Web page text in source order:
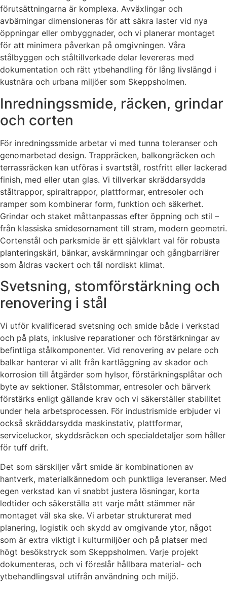
förutsättningarna är komplexa. Avväxlingar och
avbärningar dimensioneras för att säkra laster vid nya
öppningar eller ombyggnader, och vi planerar montaget
för att minimera påverkan på omgivningen. Våra
stålbyggen och ståltillverkade delar levereras med
dokumentation och rätt ytbehandling för lång livslängd i
kustnära och urbana miljöer som Skeppsholmen.
Inredningssmide, räcken, grindar
och corten
För inredningssmide arbetar vi med tunna toleranser och
genomarbetad design. Trappräcken, balkongräcken och
terrassräcken kan utföras i svartstål, rostfritt eller lackerad
finish, med eller utan glas. Vi tillverkar skräddarsydda
ståltrappor, spiraltrappor, plattformar, entresoler och
ramper som kombinerar form, funktion och säkerhet.
Grindar och staket måttanpassas efter öppning och stil –
från klassiska smidesornament till stram, modern geometri.
Cortenstål och parksmide är ett självklart val för robusta
planteringskärl, bänkar, avskärmningar och gångbarriärer
som åldras vackert och tål nordiskt klimat.
Svetsning, stomförstärkning och
renovering i stål
Vi utför kvalificerad svetsning och smide både i verkstad
och på plats, inklusive reparationer och förstärkningar av
befintliga stålkomponenter. Vid renovering av pelare och
balkar hanterar vi allt från kartläggning av skador och
korrosion till åtgärder som hylsor, förstärkningsplåtar och
byte av sektioner. Stålstommar, entresoler och bärverk
förstärks enligt gällande krav och vi säkerställer stabilitet
under hela arbetsprocessen. För industrismide erbjuder vi
också skräddarsydda maskinstativ, plattformar,
serviceluckor, skyddsräcken och specialdetaljer som håller
för tuff drift.
Det som särskiljer vårt smide är kombinationen av
hantverk, materialkännedom och punktliga leveranser. Med
egen verkstad kan vi snabbt justera lösningar, korta
ledtider och säkerställa att varje mått stämmer när
montaget väl ska ske. Vi arbetar strukturerat med
planering, logistik och skydd av omgivande ytor, något
som är extra viktigt i kulturmiljöer och på platser med
högt besökstryck som Skeppsholmen. Varje projekt
dokumenteras, och vi föreslår hållbara material- och
ytbehandlingsval utifrån användning och miljö.